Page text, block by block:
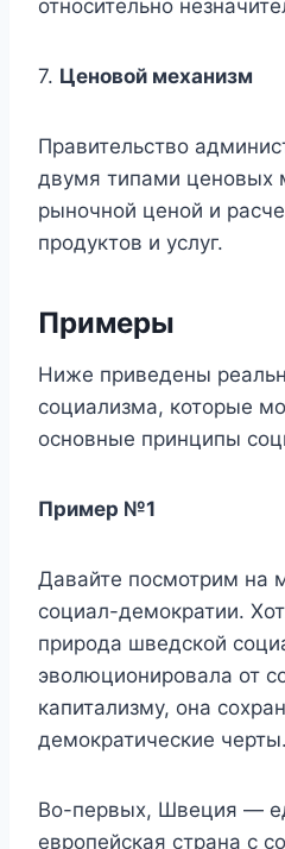
относительно
7. Ценовой механизм
Правительство
двумя типами ценовых
рыночной ценой и
продуктов и услуг.
Примеры
Ниже приведены
социализма, которые
основные принципы
Пример №1
Давайте посмотрим на
социал-демократии.
природа шведской
эволюционировала от
капитализму, она
демократические черты.
Во-первых, Швеция —
европейская страна с